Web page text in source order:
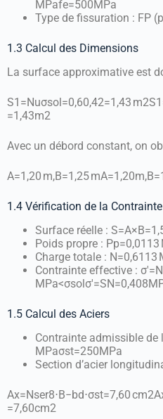
MPafe=500MPa
Type de fissuration : FP
1.3 Calcul des Dimensions
La surface approximative est
S1=Nuσsol=0,60,42=1,43 m2S1
=1 ,43m2
Avec un débord constant, on
A=1,20 m,B=1,25 mA=1 ,20m,B=
1.4 Vérification de la
Surface réelle :
Poids propre : Pp=0,0113
Charge totale : N=0,6113
Contrainte effective :
MPa<σsolσ′=SN=0,408
1.5 Calcul des Aciers
Contrainte admissible de
MPaσst=250MPa
Section d’acier
Ax=Nser8⋅B−bd⋅σst=7,60 cm2A
=7,60cm2